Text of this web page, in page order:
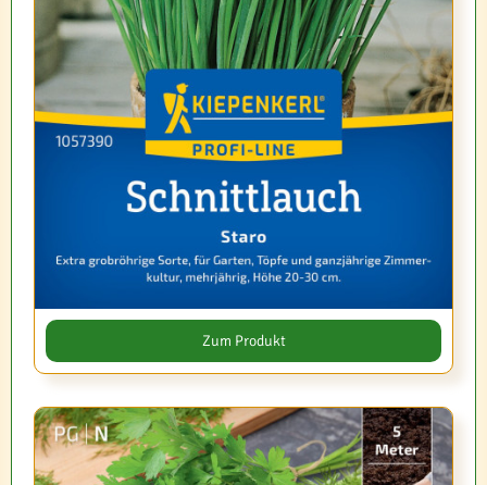
Zum Produkt